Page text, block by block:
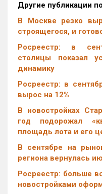
Другие публикации
В Москве резко
строящегося, и
Росреестр: в
столицы показал
динамику
Росреестр: в
вырос на 12%
В новостройках
год подорожал
площадь лота и его
В сентябре на
региона вернулась
Росреестр: больше
новостройками